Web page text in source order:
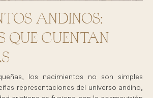
ANDINOS:
QUE CUENTAN
los nacimientos no son simples
representaciones del universo andino,